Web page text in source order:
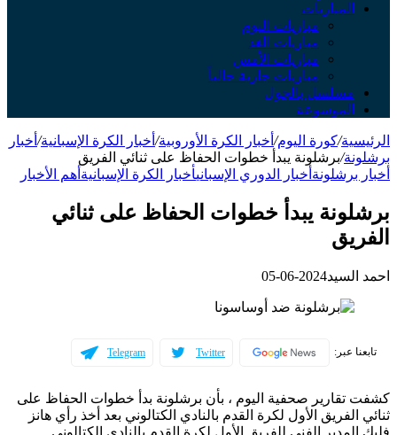
المباريات
مباريات اليوم
مباريات الغد
مباريات الأمس
مباريات جارية حالياً
مسلسل بالجول
الموسوعة
الرئيسية/كورة اليوم/ أخبار الكرة الأوروبية/ أخبار الكرة الإسبانية/ أخبار
برشلونة/برشلونة يبدأ خطوات الحفاظ على ثنائي الفريق
أخبار برشلونة أخبار الدوري الإسبانيأخبار الكرة الإسبانية أهم الأخبار
برشلونة يبدأ خطوات الحفاظ على ثنائي
الفريق
احمد السيد2024-06-05
تابعنا عبر: Twitter
Telegram
كشفت تقارير صحفية اليوم ، بأن برشلونة بدأ خطوات الحفاظ على
ثنائي الفريق الأول لكرة القدم بالنادي الكتالوني بعد أخذ رأي هانز
فليك المدير الفني للفريق الأول لكرة القدم بالنادي الكتالوني.